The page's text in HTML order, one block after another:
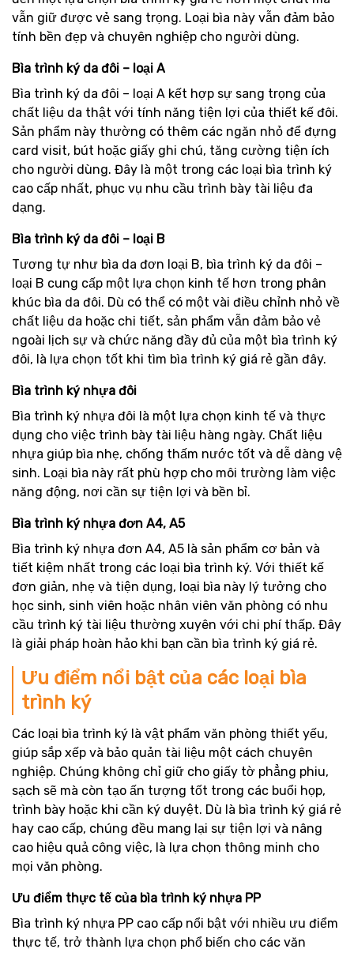
vẫn giữ được vẻ sang trọng. Loại bìa này vẫn đảm bảo
tính bền đẹp và chuyên nghiệp cho người dùng.
Bìa trình ký da đôi – loại A
Bìa trình ký da đôi – loại A kết hợp sự sang trọng của
chất liệu da thật với tính năng tiện lợi của thiết kế đôi.
Sản phẩm này thường có thêm các ngăn nhỏ để đựng
card visit, bút hoặc giấy ghi chú, tăng cường tiện ích
cho người dùng. Đây là một trong các loại bìa trình ký
cao cấp nhất, phục vụ nhu cầu trình bày tài liệu đa
dạng.
Bìa trình ký da đôi – loại B
Tương tự như bìa da đơn loại B, bìa trình ký da đôi –
loại B cung cấp một lựa chọn kinh tế hơn trong phân
khúc bìa da đôi. Dù có thể có một vài điều chỉnh nhỏ về
chất liệu da hoặc chi tiết, sản phẩm vẫn đảm bảo vẻ
ngoài lịch sự và chức năng đầy đủ của một bìa trình ký
đôi, là lựa chọn tốt khi tìm bìa trình ký giá rẻ gần đây.
Bìa trình ký nhựa đôi
Bìa trình ký nhựa đôi là một lựa chọn kinh tế và thực
dụng cho việc trình bày tài liệu hàng ngày. Chất liệu
nhựa giúp bìa nhẹ, chống thấm nước tốt và dễ dàng vệ
sinh. Loại bìa này rất phù hợp cho môi trường làm việc
năng động, nơi cần sự tiện lợi và bền bỉ.
Bìa trình ký nhựa đơn A4, A5
Bìa trình ký nhựa đơn A4, A5 là sản phẩm cơ bản và
tiết kiệm nhất trong các loại bìa trình ký. Với thiết kế
đơn giản, nhẹ và tiện dụng, loại bìa này lý tưởng cho
học sinh, sinh viên hoặc nhân viên văn phòng có nhu
cầu trình ký tài liệu thường xuyên với chi phí thấp. Đây
là giải pháp hoàn hảo khi bạn cần bìa trình ký giá rẻ.
Ưu điểm nổi bật của các loại bìa
trình ký
Các loại bìa trình ký là vật phẩm văn phòng thiết yếu,
giúp sắp xếp và bảo quản tài liệu một cách chuyên
nghiệp. Chúng không chỉ giữ cho giấy tờ phẳng phiu,
sạch sẽ mà còn tạo ấn tượng tốt trong các buổi họp,
trình bày hoặc khi cần ký duyệt. Dù là bìa trình ký giá rẻ
hay cao cấp, chúng đều mang lại sự tiện lợi và nâng
cao hiệu quả công việc, là lựa chọn thông minh cho
mọi văn phòng.
Ưu điểm thực tế của bìa trình ký nhựa PP
Bìa trình ký nhựa PP cao cấp nổi bật với nhiều ưu điểm
thực tế, trở thành lựa chọn phổ biến cho các văn